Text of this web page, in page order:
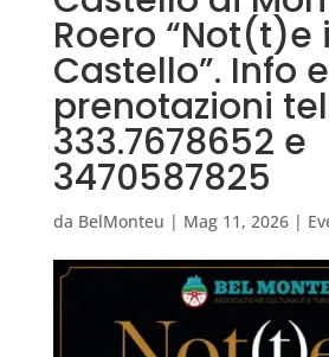
Roero “Not(t)e
Castello”. Info e
prenotazioni
333.7678652 e
3470587825
da BelMonteu | Mag 11, 2026|